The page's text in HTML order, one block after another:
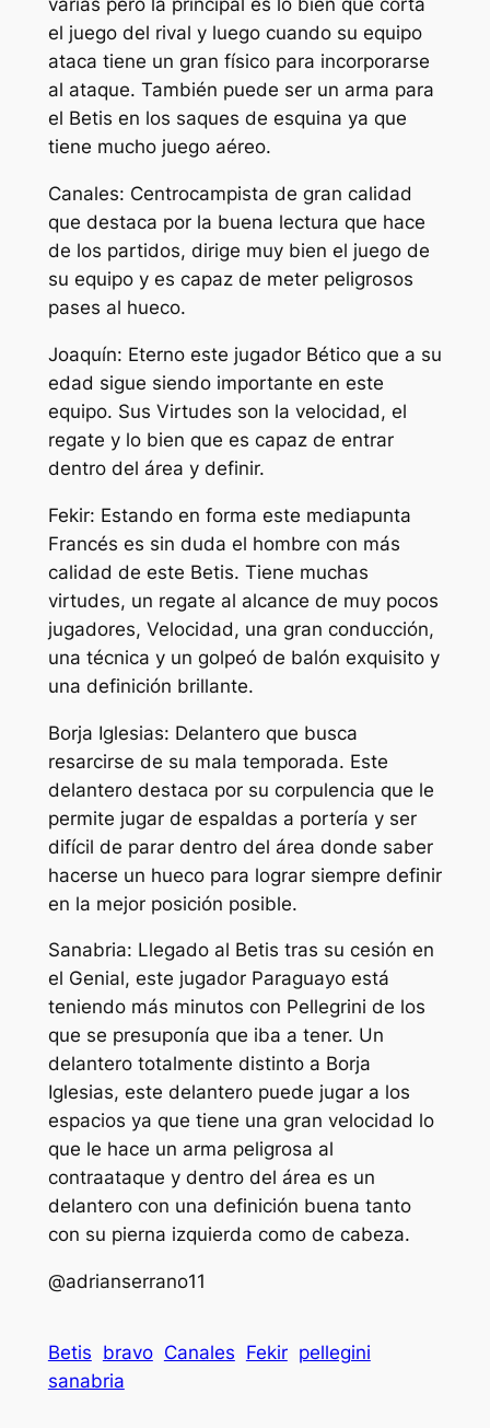
varias pero la principal es lo bien que corta
el juego del rival y luego cuando su equipo
ataca tiene un gran físico para incorporarse
al ataque. También puede ser un arma para
el Betis en los saques de esquina ya que
tiene mucho juego aéreo.
Canales: Centrocampista de gran calidad
que destaca por la buena lectura que hace
de los partidos, dirige muy bien el juego de
su equipo y es capaz de meter peligrosos
pases al hueco.
Joaquín: Eterno este jugador Bético que a su
edad sigue siendo importante en este
equipo. Sus Virtudes son la velocidad, el
regate y lo bien que es capaz de entrar
dentro del área y definir.
Fekir: Estando en forma este mediapunta
Francés es sin duda el hombre con más
calidad de este Betis. Tiene muchas
virtudes, un regate al alcance de muy pocos
jugadores, Velocidad, una gran conducción,
una técnica y un golpeó de balón exquisito y
una definición brillante.
Borja Iglesias: Delantero que busca
resarcirse de su mala temporada. Este
delantero destaca por su corpulencia que le
permite jugar de espaldas a portería y ser
difícil de parar dentro del área donde saber
hacerse un hueco para lograr siempre definir
en la mejor posición posible.
Sanabria: Llegado al Betis tras su cesión en
el Genial, este jugador Paraguayo está
teniendo más minutos con Pellegrini de los
que se presuponía que iba a tener. Un
delantero totalmente distinto a Borja
Iglesias, este delantero puede jugar a los
espacios ya que tiene una gran velocidad lo
que le hace un arma peligrosa al
contraataque y dentro del área es un
delantero con una definición buena tanto
con su pierna izquierda como de cabeza.
@adrianserrano11
Betis bravo Canales Fekir pellegini
sanabria